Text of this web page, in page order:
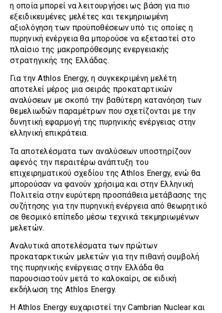
η οποία μπορεί να λειτουργήσει ως βάση για πιο
εξειδικευμένες μελέτες και τεκμηριωμένη
αξιολόγηση των προϋποθέσεων υπό τις οποίες η
πυρηνική ενέργεια θα μπορούσε να εξεταστεί στο
πλαίσιο της μακροπρόθεσμης ενεργειακής
στρατηγικής της Ελλάδας.
Για την Athlos Energy, η συγκεκριμένη μελέτη
αποτελεί μέρος μια σειράς προκαταρτικών
αναλύσεων με σκοπό την βαθύτερη κατανόηση των
θεμελιωδών παραμέτρων που σχετίζονται με την
δυνητική εφαρμογή της πυρηνικής ενέργειας στην
ελληνική επικράτεια.
Τα αποτελέσματα των αναλύσεων υποστηρίζουν
αφενός την περαιτέρω ανάπτυξη του
επιχειρηματικού σχεδίου της Athlos Energy, ενώ θα
μπορούσαν να φανούν χρήσιμα και στην Ελληνική
Πολιτεία στην ευρύτερη προσπάθεια μετάβασης της
συζήτησης για την πυρηνική ενέργεια από θεωρητικό
σε θεσμικό επίπεδο μέσω τεχνικά τεκμηριωμένων
μελετών.
Αναλυτικά αποτελέσματα των πρώτων
προκαταρκτικών μελετών για την πιθανή συμβολή
της πυρηνικής ενέργειας στην Ελλάδα θα
παρουσιαστούν μετά το καλοκαίρι, σε ειδική
εκδήλωση της Athlos Energy.
Η Athlos Energy ευχαριστεί την Cambrian Nuclear και